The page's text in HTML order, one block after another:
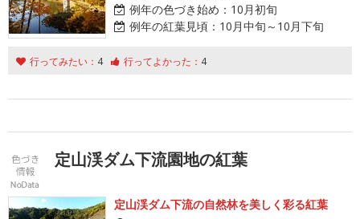
例年の色づき始め： 10月初旬
例年の紅葉見頃： 10月中旬～10月下旬
行ってみたい： 4 行ってよかった： 4
定山渓ダム下流園地の紅葉
定山渓ダム下流の自然林を美しく彩る紅葉